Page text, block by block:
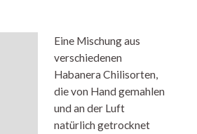
Eine Mischung aus
verschiedenen
Habanera Chilisorten,
die von Hand gemahlen
und an der Luft
natürlich getrocknet